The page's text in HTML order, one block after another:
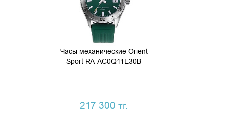
Часы механические Orient
Sport RA-AC0Q11E30B
217 300 тг.
КУПИТЬ В 1 КЛИК